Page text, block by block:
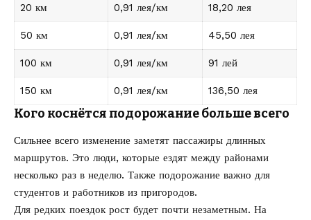
20 км 0,91 лея/км 18,20 лея
50 км 0,91 лея/км 45,50 лея
100 км 0,91 лея/км 91 лей
150 км 0,91 лея/км 136,50 лея
Кого коснётся подорожание больше всего
Сильнее всего изменение заметят пассажиры длинных
маршрутов. Это люди, которые ездят между районами
несколько раз в неделю. Также подорожание важно для
студентов и работников из пригородов.
Для редких поездок рост будет почти незаметным. На